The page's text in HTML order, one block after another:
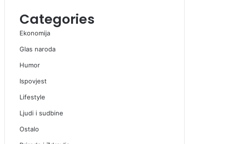
Categories
Ekonomija
Glas naroda
Humor
Ispovjest
Lifestyle
Ljudi i sudbine
Ostalo